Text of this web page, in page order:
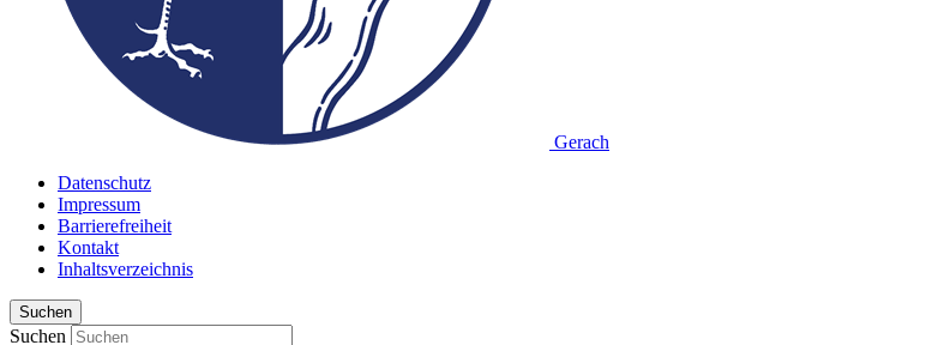
Gerach
Datenschutz
Impressum
Barrierefreiheit
Kontakt
Inhaltsverzeichnis
Suchen
Suchen